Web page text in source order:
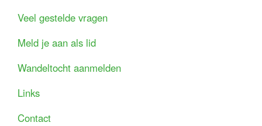
Veel gestelde vragen
Meld je aan als lid
Wandeltocht aanmelden
Links
Contact